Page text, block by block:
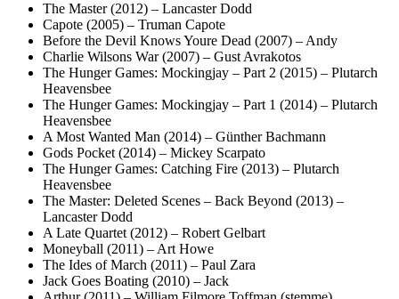
The Master (2012) – Lancaster Dodd
Capote (2005) – Truman Capote
Before the Devil Knows Youre Dead (2007) – Andy
Charlie Wilsons War (2007) – Gust Avrakotos
The Hunger Games: Mockingjay – Part 2 (2015) – Plutarch
Heavensbee
The Hunger Games: Mockingjay – Part 1 (2014) – Plutarch
Heavensbee
A Most Wanted Man (2014) – Günther Bachmann
Gods Pocket (2014) – Mickey Scarpato
The Hunger Games: Catching Fire (2013) – Plutarch
Heavensbee
The Master: Deleted Scenes – Back Beyond (2013) –
Lancaster Dodd
A Late Quartet (2012) – Robert Gelbart
Moneyball (2011) – Art Howe
The Ides of March (2011) – Paul Zara
Jack Goes Boating (2010) – Jack